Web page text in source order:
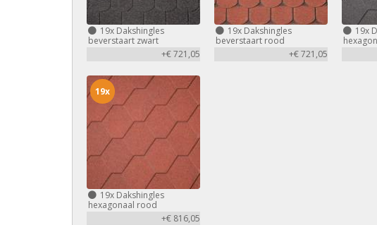
19x Dakshingles
beverstaart zwart
+€ 721,05
19xDakshingles
beverstaart rood
+€ 721,05
19x
19x Dakshingles
hexagonaal rood
+€ 816,05
19x